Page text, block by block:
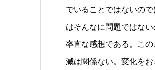
でいることではないの
はそんなに問題ではな
率直な感想である。こ
減は関係ない。変化を